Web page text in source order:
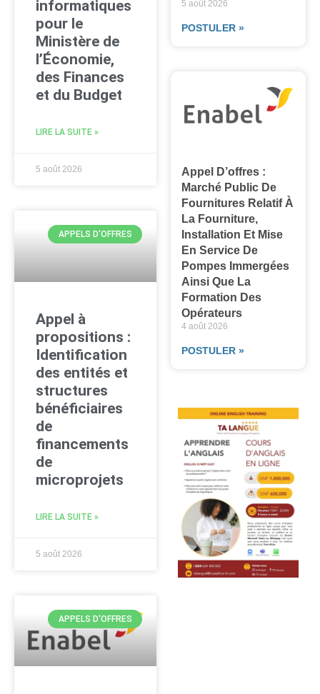
informatiques
pour le
Ministère de
l’Économie,
des Finances
et du Budget
LIRE LA SUITE »
5 août 2026
APPELS D'OFFRES
Appel à
propositions :
Identification
des entités et
structures
bénéficiaires
de
financements
de
microprojets
LIRE LA SUITE »
5 août 2026
APPELS D'OFFRES
5 août 2026
POSTULER »
Appel D’offres :
Marché Public De
Fournitures Relatif À
La Fourniture,
Installation Et Mise
En Service De
Pompes Immergées
Ainsi Que La
Formation Des
Opérateurs
4 août 2026
POSTULER »